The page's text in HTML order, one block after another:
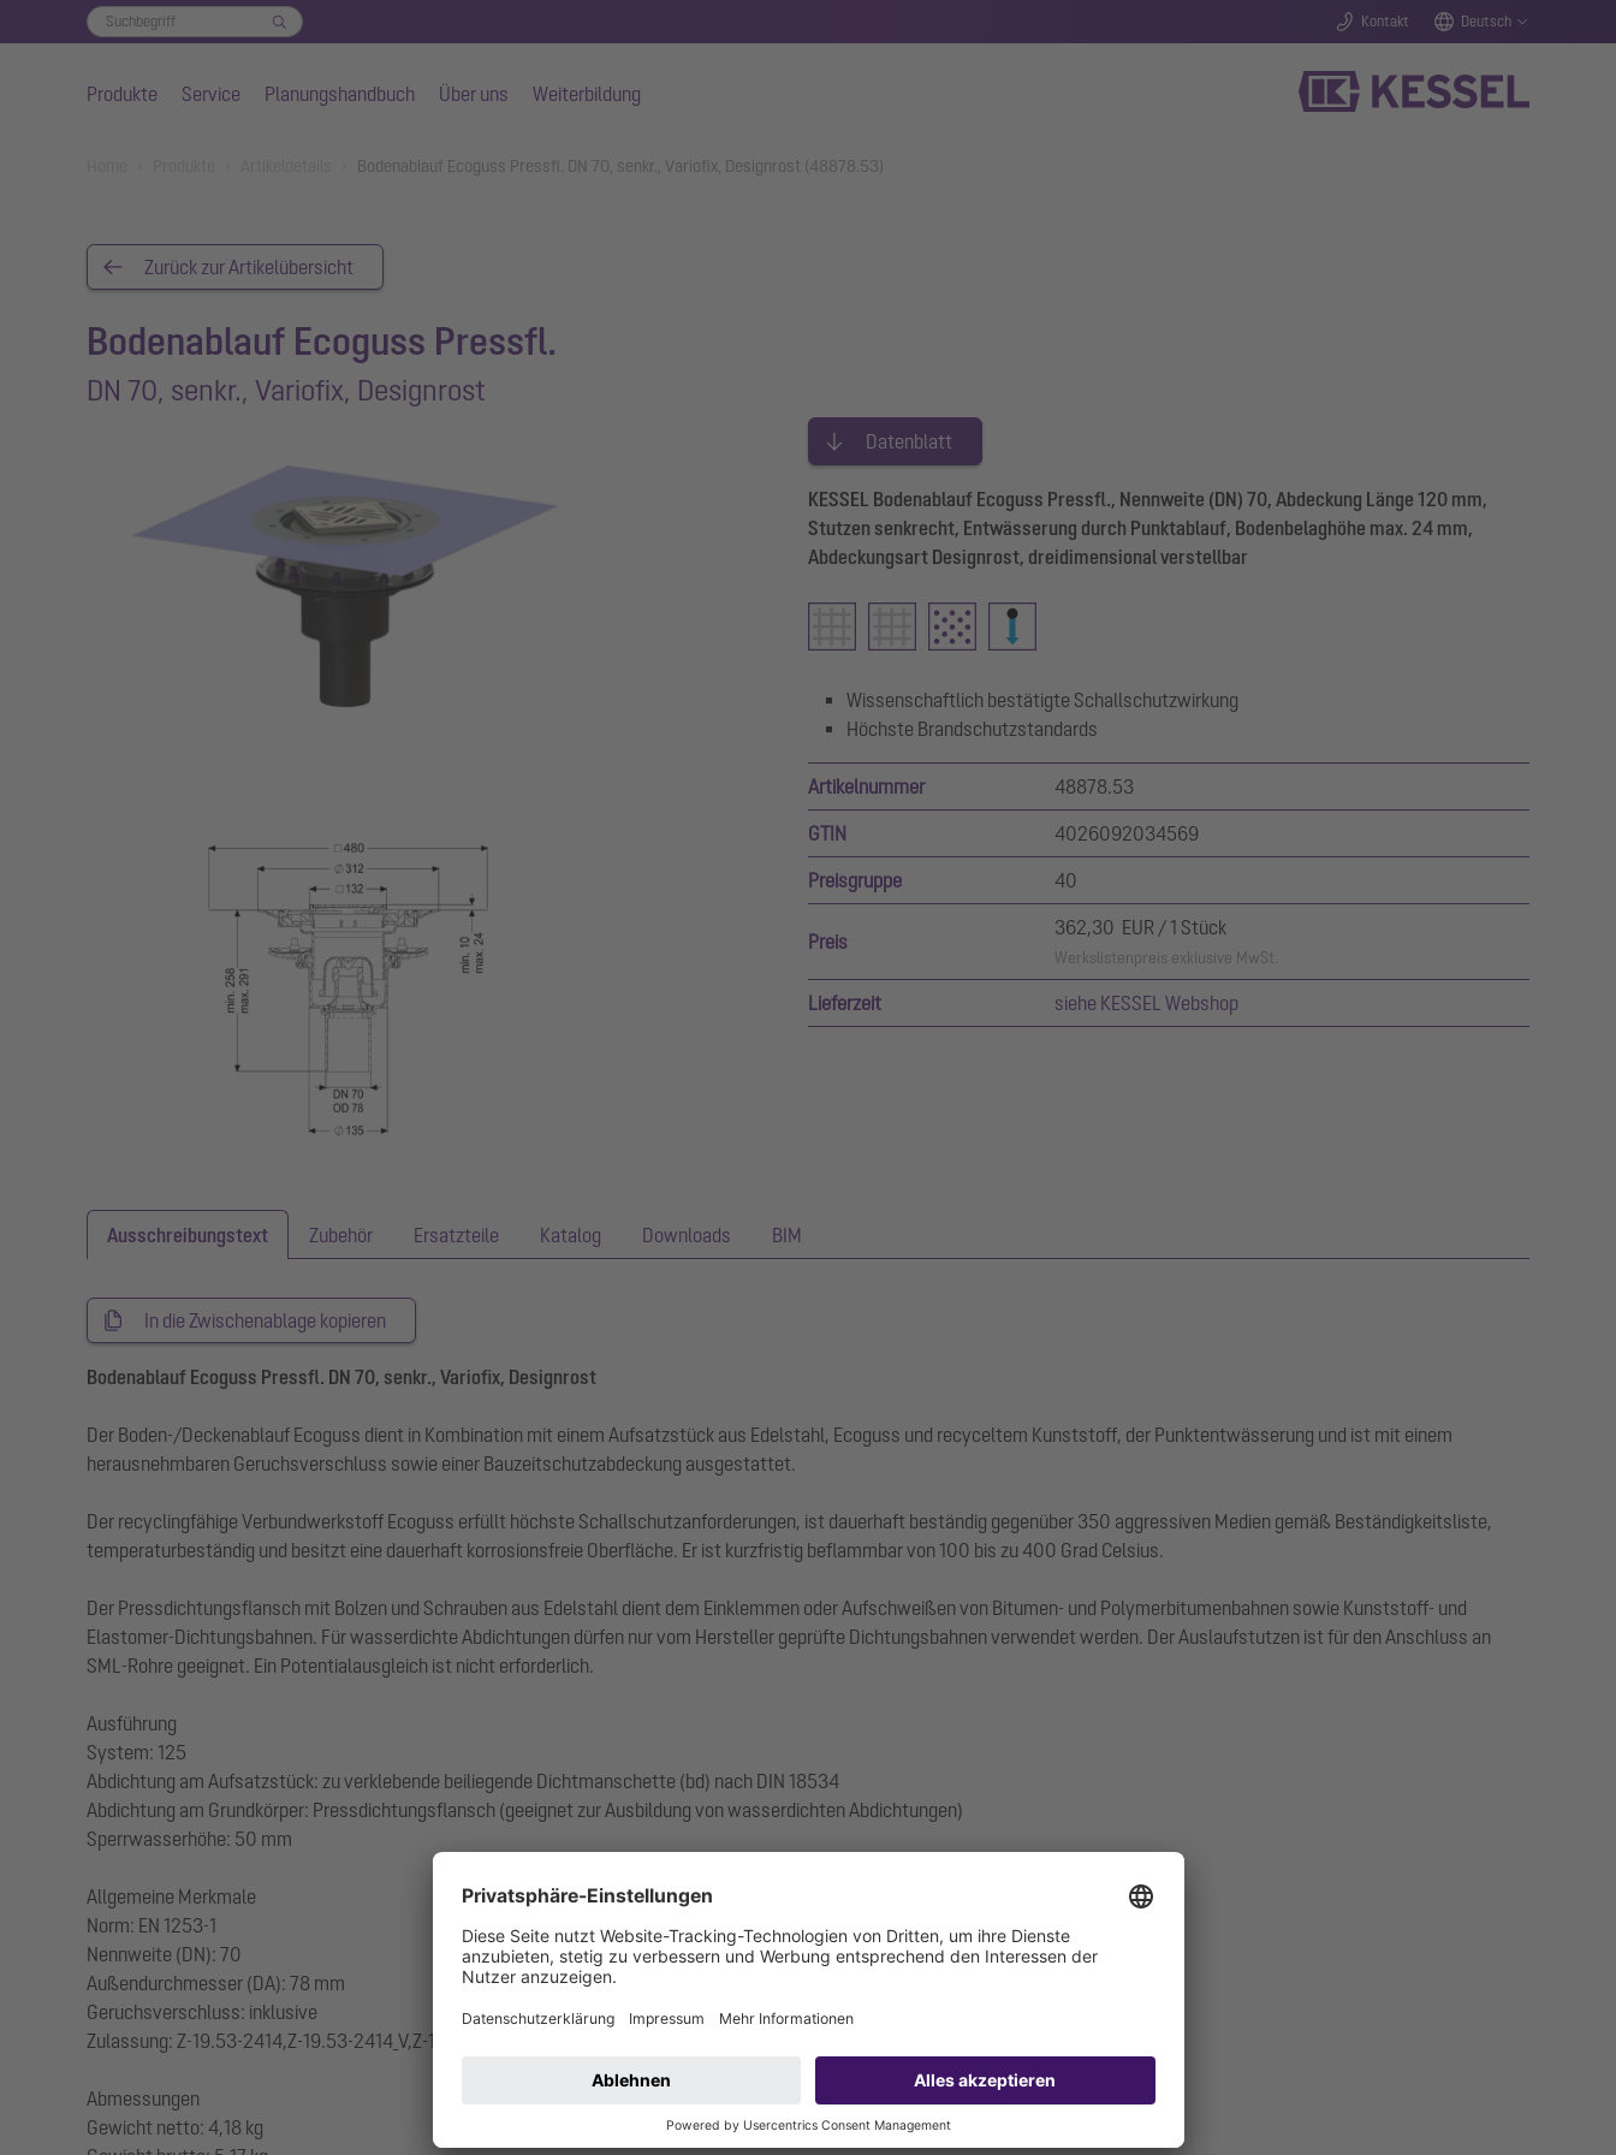
Kontakt Deutsch
Produkte Service Planungshandbuch Über uns Weiterbildung
Bodenablauf Ecoguss Pressfl. DN 70, senkr., Variofix, Designrost (48878.53)
Zurück zur Artikelübersicht
Bodenablauf Ecoguss Pressfl.
DN 70, senkr., Variofix, Designrost
Datenblatt
KESSEL Bodenablauf Ecoguss Pressfl., Nennweite (DN) 70, Abdeckung Länge 120 mm,
Stutzen senkrecht, Entwässerung durch Punktablauf, Bodenbelaghöhe max. 24 mm,
Abdeckungsart Designrost, dreidimensional verstellbar
Wissenschaftlich bestätigte Schallschutzwirkung
Höchste Brandschutzstandards
Artikelnummer 48878.53
GTIN 4026092034569
Preisgruppe 40
Preis
362,30 EUR / 1 Stück
Werkslistenpreis exklusive MwSt.
Lieferzeit siehe KESSEL Webshop
Ausschreibungstext Zubehör Ersatzteile Katalog Downloads BIM
In die Zwischenablage kopieren
Bodenablauf Ecoguss Pressfl. DN 70, senkr., Variofix, Designrost
Der Boden-/Deckenablauf Ecoguss dient in Kombination mit einem Aufsatzstück aus Edelstahl, Ecoguss und recyceltem Kunststoff, der Punktentwässerung und ist mit einem
herausnehmbaren Geruchsverschluss sowie einer Bauzeitschutzabdeckung ausgestattet.
Der recyclingfähige Verbundwerkstoff Ecoguss erfüllt höchste Schallschutzanforderungen, ist dauerhaft beständig gegenüber 350 aggressiven Medien gemäß Beständigkeitsliste,
temperaturbeständig und besitzt eine dauerhaft korrosionsfreie Oberfläche. Er ist kurzfristig beflammbar von 100 bis zu 400 Grad Celsius.
Der Pressdichtungsflansch mit Bolzen und Schrauben aus Edelstahl dient dem Einklemmen oder Aufschweißen von Bitumen- und Polymerbitumenbahnen sowie Kunststoff- und
Elastomer-Dichtungsbahnen. Für wasserdichte Abdichtungen dürfen nur vom Hersteller geprüfte Dichtungsbahnen verwendet werden. Der Auslaufstutzen ist für den Anschluss an
SML-Rohre geeignet. Ein Potentialausgleich ist nicht erforderlich.
Ausführung
System: 125
Abdichtung am Aufsatzstück: zu verklebende beiliegende Dichtmanschette (bd) nach DIN 18534
Abdichtung am Grundkörper: Pressdichtungsflansch (geeignet zur Ausbildung von wasserdichten Abdichtungen)
Sperrwasserhöhe: 50 mm
Allgemeine Merkmale
Norm: EN 1253-1
Nennweite (DN): 70
Außendurchmesser (DA): 78 mm
Geruchsverschluss: inklusive
Zulassung: Z-19.53-2414,Z-19.53-2414_V,Z-19.17-1719,Z-19.17-1719_V
Abmessungen
Gewicht netto: 4,18 kg